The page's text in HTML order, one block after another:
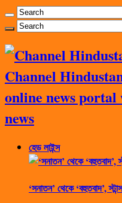
Channel
online news
news
হেড লাইন্স
‘সনাতন’ থেকে ‘বহুতবাদ’,